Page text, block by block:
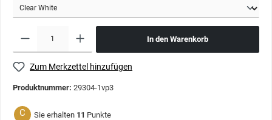
In den Warenkorb
Zum Merkzettel hinzufügen
Produktnummer: 29304-1vp3
C Sie erhalten 11 Punkte